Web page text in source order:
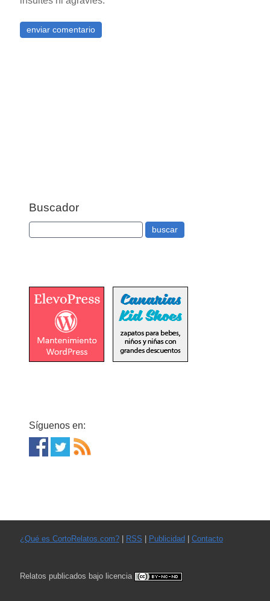
Buscador
Síguenos en:
¿Qué es CortoRelatos.com?| RSS Publicidad Contacto
Relatos publicados bajo licencia